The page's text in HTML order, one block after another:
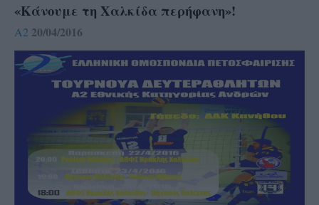
«Κάνουμε τη Χαλκίδα περήφανη»!
A2 20/04/2016